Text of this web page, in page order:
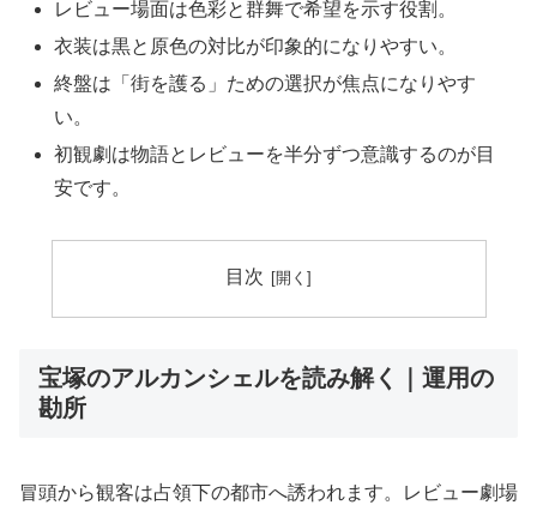
レビュー場面は色彩と群舞で希望を示す役割。
衣装は黒と原色の対比が印象的になりやすい。
終盤は「街を護る」ための選択が焦点になりやす
い。
初観劇は物語とレビューを半分ずつ意識するのが目
安です。
目次
宝塚のアルカンシェルを読み解く｜運用の
勘所
冒頭から観客は占領下の都市へ誘われます。レビュー劇場